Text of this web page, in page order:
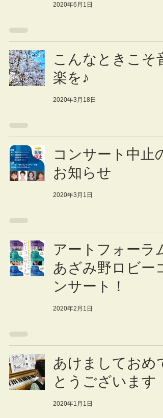
2020年6月1日
こんなときこそ音
楽を♪
2020年3月18日
コンサート中止の
お知らせ
2020年3月1日
アートフォーラム
あざみ野ロビーコ
ンサート！
2020年2月1日
あけましておめで
とうございます
2020年1月1日